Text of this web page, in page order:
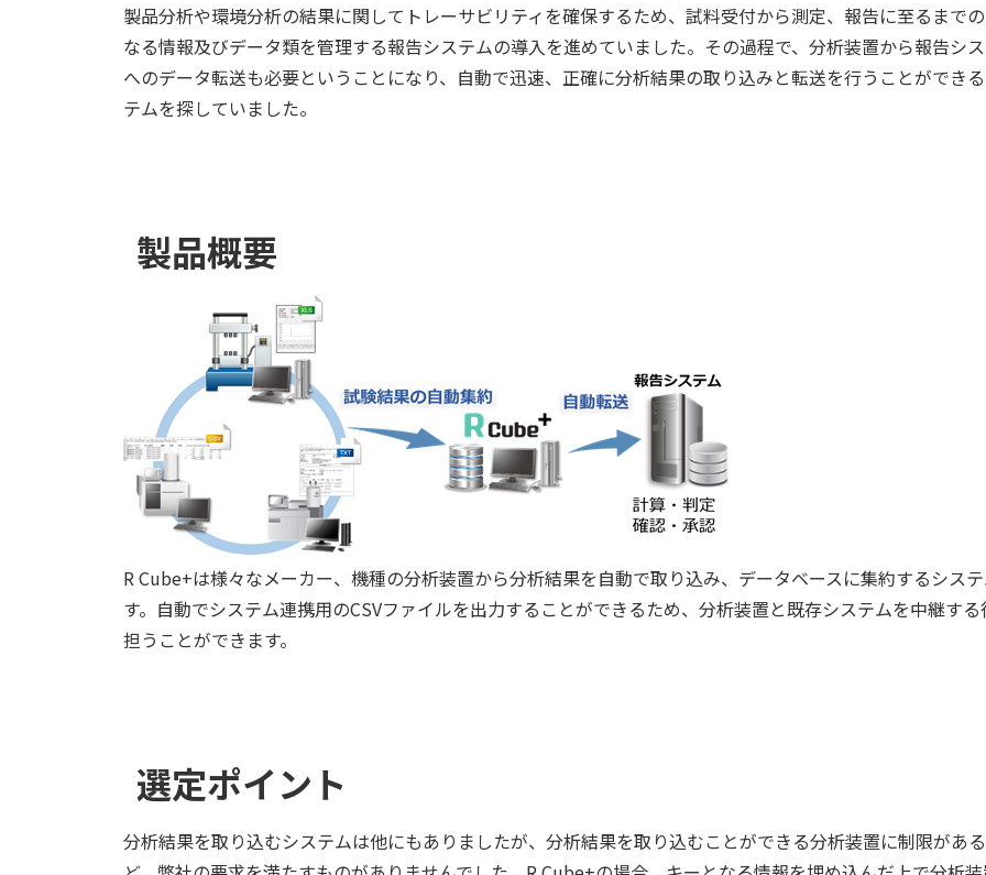
製品分析や環境分析の結果に関してトレーサビリティを確保するため、試料受付から測定、報告に至るまで
なる情報及びデータ類を管理する報告システムの導入を進めていました。その過程で、分析装置から報告シ
へのデータ転送も必要ということになり、自動で迅速、正確に分析結果の取り込みと転送を行うことができ
テムを探していました。
製品概要
R Cube+は様々なメーカー、機種の分析装置から分析結果を自動で取り込み、データベースに集約するシス
す。自動でシステム連携用のCSVファイルを出力することができるため、分析装置と既存システムを中継す
担うことができます。
選定ポイント
分析結果を取り込むシステムは他にもありましたが、分析結果を取り込むことができる分析装置に制限があ